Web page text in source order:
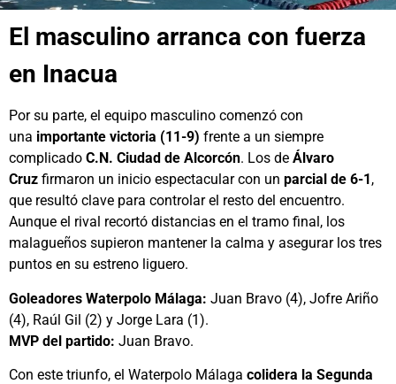
El masculino arranca con fuerza
en Inacua
Por su parte, el equipo masculino comenzó con
una importante victoria (11-9) frente a un siempre
complicado C.N. Ciudad de Alcorcón. Los de Álvaro
Cruz firmaron un inicio espectacular con un parcial de 6-1 ,
que resultó clave para controlar el resto del encuentro.
Aunque el rival recortó distancias en el tramo final, los
malagueños supieron mantener la calma y asegurar los tres
puntos en su estreno liguero.
Goleadores Waterpolo Málaga: Juan Bravo (4), Jofre Ariño
(4), Raúl Gil (2) y Jorge Lara (1).
MVP del partido: Juan Bravo.
Con este triunfo, el Waterpolo Málaga colidera la Segunda